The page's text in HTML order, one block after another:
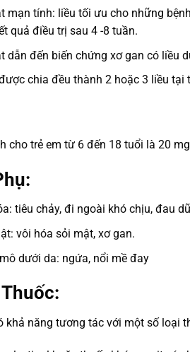
mạn tính: liều tối ưu cho những
quả điều trị sau 4 -8 tuần.
dẫn đến biến chứng xơ gan có liều
chia đều thành 2 hoặc 3 liều tại
cho trẻ em từ 6 đến 18 tuổi là 20
tiêu chảy, đi ngoài khó chịu, đau
vôi hóa sỏi mật, xơ gan.
dưới da: ngứa, nổi mề đay
khả năng tương tác với một số loại